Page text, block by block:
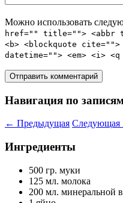
Можно использовать
href="" title=""> <abbr
<b> <blockquote
datetime=""> <em> <i>
Навигация по
← Предыдущая Следующая
Ингредиенты
500 гр. муки
125 мл. молока
200 мл. минеральной